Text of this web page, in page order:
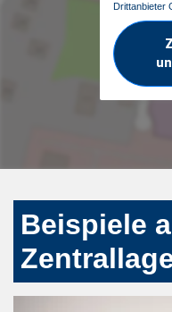
Drittanbieter
Beispiele